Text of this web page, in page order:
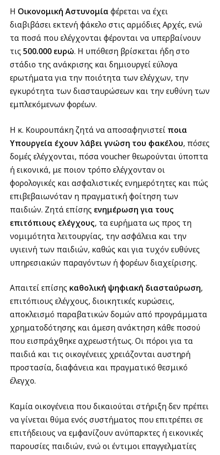
Η Οικονομική Αστυνομία φέρεται να έχει
διαβιβάσει εκτενή φάκελο στις αρμόδιες Αρχές, ενώ
τα ποσά που ελέγχονται φέρονται να υπερβαίνουν
τις 500.000 ευρώ. Η υπόθεση βρίσκεται ήδη στο
στάδιο της ανάκρισης και δημιουργεί εύλογα
ερωτήματα για την ποιότητα των ελέγχων, την
εγκυρότητα των διασταυρώσεων και την ευθύνη των
εμπλεκόμενων φορέων.
Η κ. Κουρουπάκη ζητά να αποσαφηνιστεί ποια
Υπουργεία έχουν λάβει γνώση του φακέλου, πόσες
δομές ελέγχονται, πόσα voucher θεωρούνται ύποπτα
ή εικονικά, με ποιον τρόπο ελέγχονταν οι
φορολογικές και ασφαλιστικές ενημερότητες και πώς
επιβεβαιωνόταν η πραγματική φοίτηση των
παιδιών. Ζητά επίσης ενημέρωση για τους
επιτόπιους ελέγχους, τα ευρήματα ως προς τη
νομιμότητα λειτουργίας, την ασφάλεια και την
υγιεινή των παιδιών, καθώς και για τυχόν ευθύνες
υπηρεσιακών παραγόντων ή φορέων διαχείρισης.
Απαιτεί επίσης καθολική ψηφιακή διασταύρωση,
επιτόπιους ελέγχους, διοικητικές κυρώσεις,
αποκλεισμό παραβατικών δομών από προγράμματα
χρηματοδότησης και άμεση ανάκτηση κάθε ποσού
που εισπράχθηκε αχρεωστήτως. Οι πόροι για τα
παιδιά και τις οικογένειες χρειάζονται αυστηρή
προστασία, διαφάνεια και πραγματικό θεσμικό
έλεγχο.
Καμία οικογένεια που δικαιούται στήριξη δεν πρέπει
να γίνεται θύμα ενός συστήματος που επιτρέπει σε
επιτήδειους να εμφανίζουν ανύπαρκτες ή εικονικές
παρουσίες παιδιών, ενώ οι έντιμοι επαγγελματίες